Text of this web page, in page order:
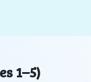
1–5)